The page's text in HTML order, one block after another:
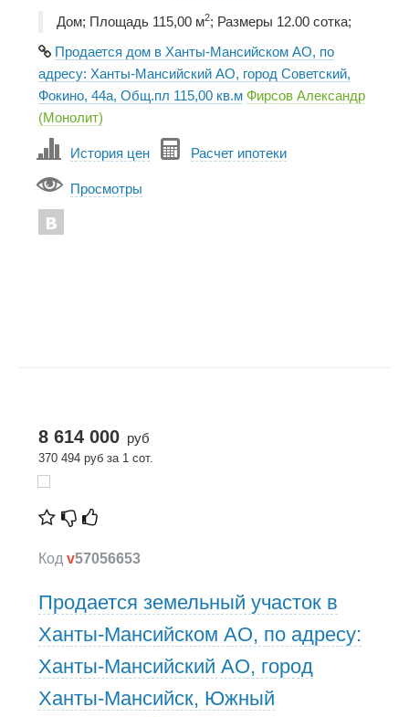
Дом; Площадь 115,00 м2; Размеры 12.00 сотка;
Продается дом в Ханты-Мансийском АО, по
адресу: Ханты-Мансийский АО, город Советский,
Фокино, 44а, Общ.пл 115,00 кв.м Фирсов Александр
(Монолит)
История цен Расчет ипотеки
Просмотры
8 614 000 руб
370 494 руб за 1 сот.
Код v57056653
Продается земельный участок в
Ханты-Мансийском АО, по адресу:
Ханты-Мансийский АО, город
Ханты-Мансийск, Южный